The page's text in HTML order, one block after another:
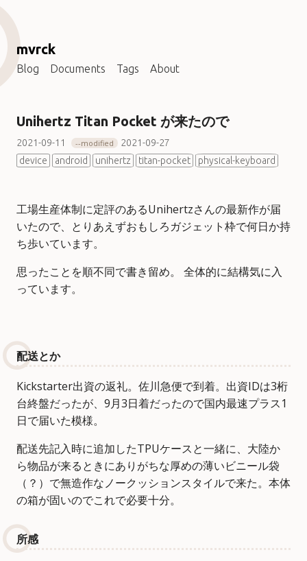
mvrck
Blog Documents Tags About
Unihertz Titan Pocket が来たので
2021-09-11 modified
2021-09-27
device
android unihertz titan-pocket physical-keyboard
工場生産体制に定評のあるUnihertzさんの最新作が届
いたので、とりあえずおもしろガジェット枠で何日か持
ち歩いています。
思ったことを順不同で書き留め。 全体的に結構気に入
っています。
配送とか
Kickstarter出資の返礼。佐川急便で到着。出資IDは3桁
台終盤だったが、9月3日着だったので国内最速プラス1
日で届いた模様。
配送先記入時に追加したTPUケースと一緒に、大陸か
ら物品が来るときにありがちな厚めの薄いビニール袋
（？）で無造作なノークッションスタイルで来た。本体
の箱が固いのでこれで必要十分。
所感